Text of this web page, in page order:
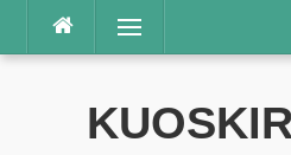
Praleisti
Meniu